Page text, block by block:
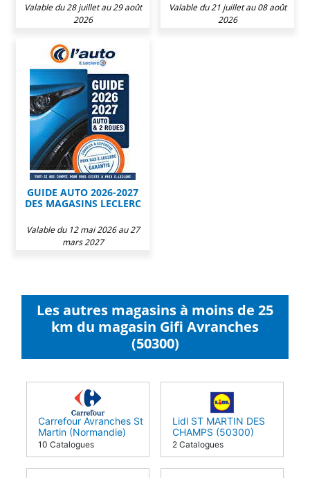
Valable du 28 juillet au 29 août
2026
Valable du 21 juillet au 08 août
2026
GUIDE AUTO 2026-2027
DES MAGASINS LECLERC
Valable du 12 mai 2026 au 27
mars 2027
Les autres magasins à moins de 25
km du magasin Gifi Avranches
(50300)
Carrefour Avranches St
Martin (Normandie)
(50300)
10 Catalogues
Lidl ST MARTIN DES
CHAMPS (50300)
2 Catalogues